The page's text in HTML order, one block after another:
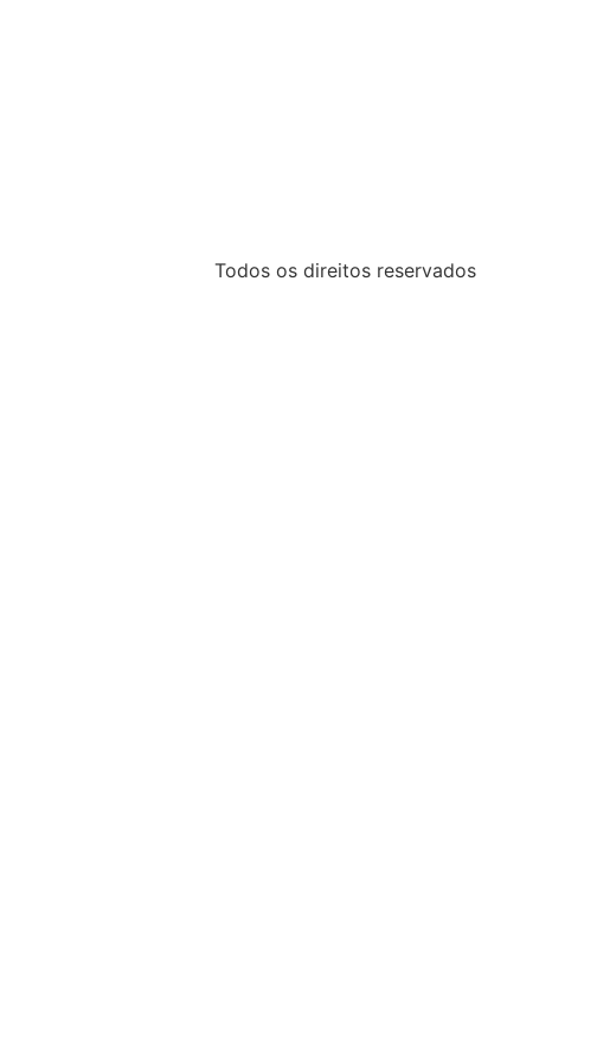
Todos os direitos reservados